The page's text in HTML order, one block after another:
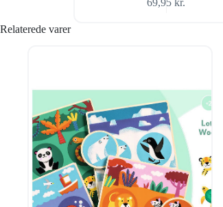
69,95kr.
Relaterede varer